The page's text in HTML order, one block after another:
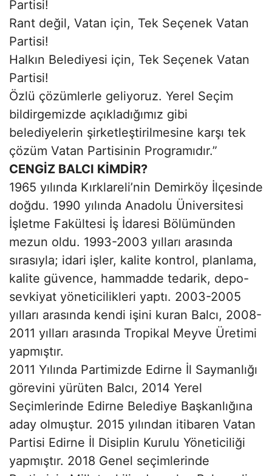
Partisi!
Rant değil, Vatan için, Tek Seçenek Vatan
Partisi!
Halkın Belediyesi için, Tek Seçenek Vatan
Partisi!
Özlü çözümlerle geliyoruz. Yerel Seçim
bildirgemizde açıkladığımız gibi
belediyelerin şirketleştirilmesine karşı tek
çözüm Vatan Partisinin Programıdır.”
CENGİZ BALCI KİMDİR?
1965 yılında Kırklareli’nin Demirköy İlçesinde
doğdu. 1990 yılında Anadolu Üniversitesi
İşletme Fakültesi İş İdaresi Bölümünden
mezun oldu. 1993-2003 yılları arasında
sırasıyla; idari işler, kalite kontrol, planlama,
kalite güvence, hammadde tedarik, depo-
sevkiyat yöneticilikleri yaptı. 2003-2005
yılları arasında kendi işini kuran Balcı, 2008-
2011 yılları arasında Tropikal Meyve Üretimi
yapmıştır.
2011 Yılında Partimizde Edirne İl Saymanlığı
görevini yürüten Balcı, 2014 Yerel
Seçimlerinde Edirne Belediye Başkanlığına
aday olmuştur. 2015 yılından itibaren Vatan
Partisi Edirne İl Disiplin Kurulu Yöneticiliği
yapmıştır. 2018 Genel seçimlerinde